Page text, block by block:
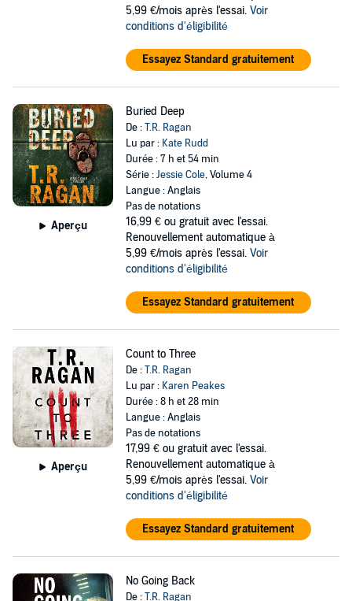
5,99 €/mois après l'essai. Voir
conditions d'éligibilité
Essayez Standard gratuitement
Aperçu
Buried Deep
De :T.R. Ragan
Lu par : Kate Rudd
Durée : 7 h et 54 min
Série :Jessie Cole, Volume 4
Langue : Anglais
Pas de notations
16,99 € ou gratuit avec l'essai.
Renouvellement automatique à
5,99 €/mois après l'essai. Voir
conditions d'éligibilité
Essayez Standard gratuitement
Aperçu
Count to Three
De :T.R. Ragan
Lu par : Karen Peakes
Durée : 8 h et 28 min
Langue : Anglais
Pas de notations
17,99 € ou gratuit avec l'essai.
Renouvellement automatique à
5,99 €/mois après l'essai. Voir
conditions d'éligibilité
Essayez Standard gratuitement
No Going Back
De :T.R. Ragan